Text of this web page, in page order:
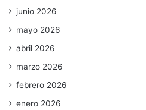
junio 2026
mayo 2026
abril 2026
marzo 2026
febrero 2026
enero 2026